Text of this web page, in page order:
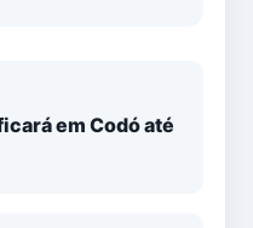
em Codó até